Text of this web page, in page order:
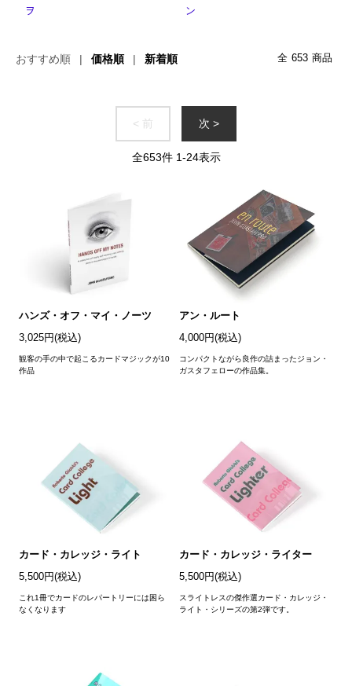
ヲ ン
おすすめ順 価格順 新着順 全 653 商品
< 前 次 >
全653件 1-24表示
ハンズ・オフ・マイ・ノーツ
3,025円(税込)
観客の手の中で起こるカードマジックが10
作品
アン・ルート
4,000円(税込)
コンパクトながら良作の詰まったジョン・
ガスタフェローの作品集。
カード・カレッジ・ライト
5,500円(税込)
これ1冊でカードのレパートリーには困ら
なくなります
カード・カレッジ・ライター
5,500円(税込)
スライトレスの傑作選カード・カレッジ・
ライト・シリーズの第2弾です。